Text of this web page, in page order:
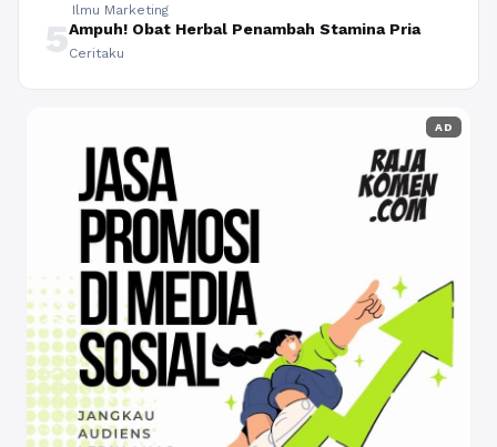
Ilmu Marketing
5Ampuh! Obat Herbal Penambah Stamina Pria
Ceritaku
AD